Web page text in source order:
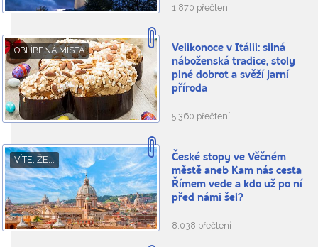
1.870 přečtení
OBLÍBENÁ MÍSTA
Velikonoce v Itálii: silná
náboženská tradice, stoly
plné dobrot a svěží jarní
příroda
5.360 přečtení
VÍTE, ŽE...
České stopy ve Věčném
městě aneb Kam nás cesta
Římem vede a kdo už po ní
před námi šel?
8.038 přečtení